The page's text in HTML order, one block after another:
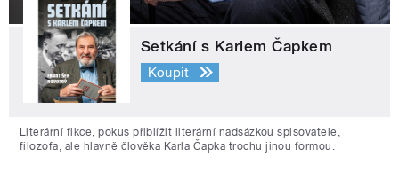
Setkání s Karlem Čapkem
Koupit
Literární fikce, pokus přiblížit literární nadsázkou spisovatele,
filozofa, ale hlavně člověka Karla Čapka trochu jinou formou.